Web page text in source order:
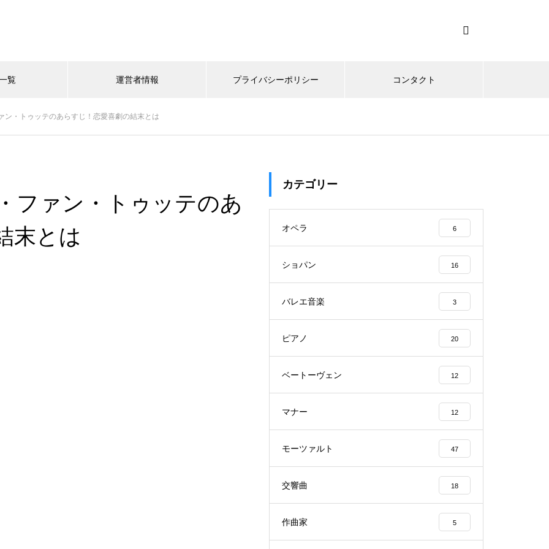
覧 運営者情報 プライバシーポリシー コンタクト
ン・トゥッテのあらすじ！恋愛喜劇の結末とは
ファン・トゥッテのあ
末とは
カテゴリー
オペラ 6
ショパン 16
バレエ音楽 3
ピアノ 20
ベートーヴェン 12
マナー 12
モーツァルト 47
交響曲 18
作曲家 5